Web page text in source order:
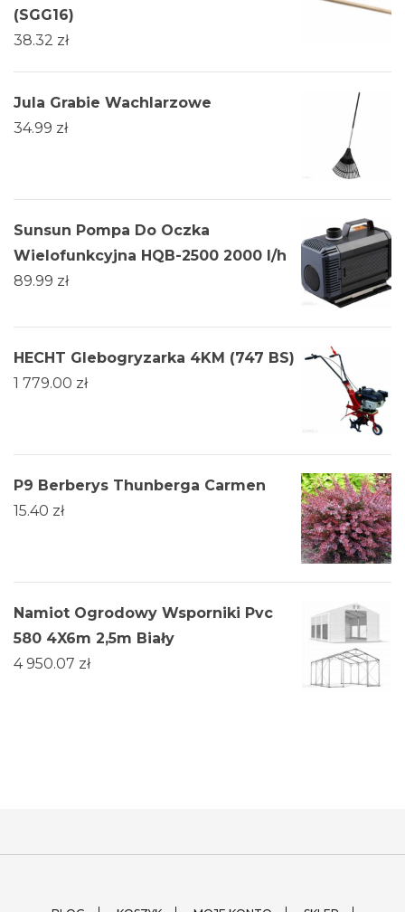
(SGG16)
38.32 zł
Jula Grabie Wachlarzowe
34.99 zł
Sunsun Pompa Do Oczka
Wielofunkcyjna HQB-2500 2000 l/h
89.99 zł
HECHT Glebogryzarka 4KM (747 BS)
1 779.00 zł
P9 Berberys Thunberga Carmen
15.40 zł
Namiot Ogrodowy Wsporniki Pvc
580 4X6m 2,5m Biały
4 950.07 zł